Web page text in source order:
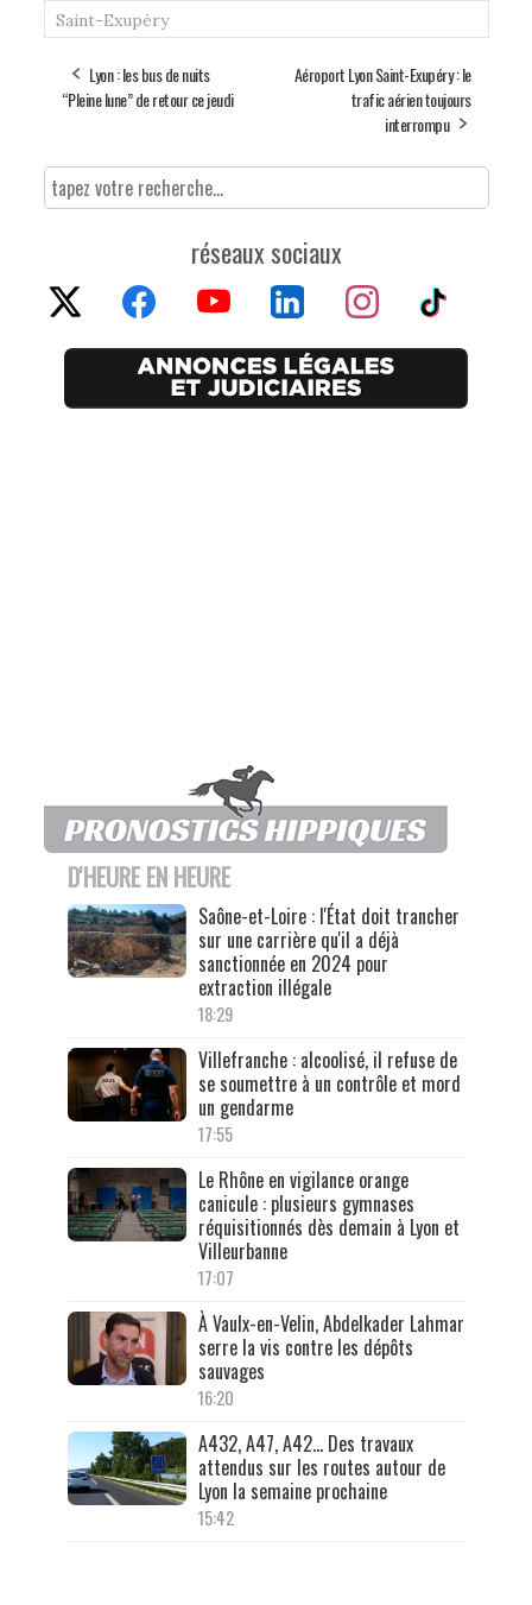
Saint-Exupéry
Lyon : les bus de nuits
“Pleine lune” de retour ce jeudi
Aéroport Lyon Saint-Exupéry : le
trafic aérien toujours
interrompu
réseaux sociaux
D'HEURE EN HEURE
Saône-et-Loire : l'État doit trancher
sur une carrière qu'il a déjà
sanctionnée en 2024 pour
extraction illégale
18:29
Villefranche : alcoolisé, il refuse de
se soumettre à un contrôle et mord
un gendarme
17:55
Le Rhône en vigilance orange
canicule : plusieurs gymnases
réquisitionnés dès demain à Lyon et
Villeurbanne
17:07
À Vaulx-en-Velin, Abdelkader Lahmar
serre la vis contre les dépôts
sauvages
16:20
A432, A47, A42… Des travaux
attendus sur les routes autour de
Lyon la semaine prochaine
15:42